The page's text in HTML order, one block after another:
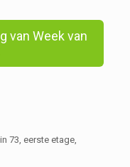
van Week van
73, eerste etage,